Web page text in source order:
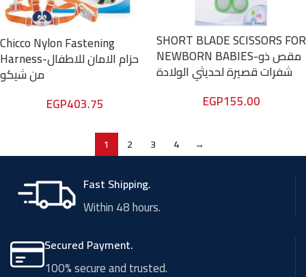
Chicco Nylon Fastening
Harness-حزام الامان للاطفال
من شيكو
EGP403.75
SHORT BLADE SCISSORS FOR
NEWBORN BABIES-مقص ذو
شفرات قصيرة لحديثي الولادة
EGP155.00
1 2 3 4 →
Fast Shipping.
Within 48 hours.
Secured Payment.
100% secure and trusted.